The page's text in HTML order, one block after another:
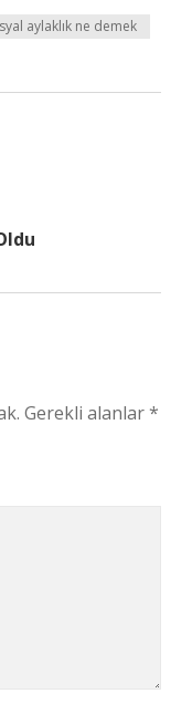
aylaklık ne demek
Gerekli alanlar*